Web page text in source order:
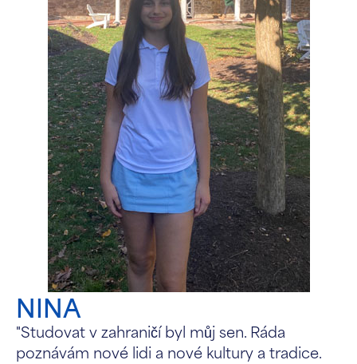
NINA
"Studovat v zahraničí byl můj sen. Ráda
poznávám nové lidi a nové kultury a tradice.